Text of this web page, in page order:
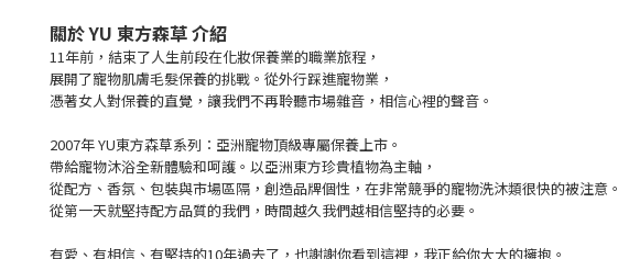
關於 YU 東方森草 介紹
11年前，結束了人生前段在化妝保養業的職業旅程，
展開了寵物肌膚毛髮保養的挑戰。從外行踩進寵物業，
憑著女人對保養的直覺，讓我們不再聆聽市場雜音，相信心裡的聲音。
2007年 YU東方森草系列：亞洲寵物頂級專屬保養上市。
帶給寵物沐浴全新體驗和呵護。以亞洲東方珍貴植物為主軸，
從配方、香氛、包裝與市場區隔，創造品牌個性，在非常競爭的寵物洗沐類很快的被注意。
從第一天就堅持配方品質的我們，時間越久我們越相信堅持的必要。
有愛、有相信、有堅持的10年過去了，也謝謝你看到這裡，我正給你大大的擁抱。